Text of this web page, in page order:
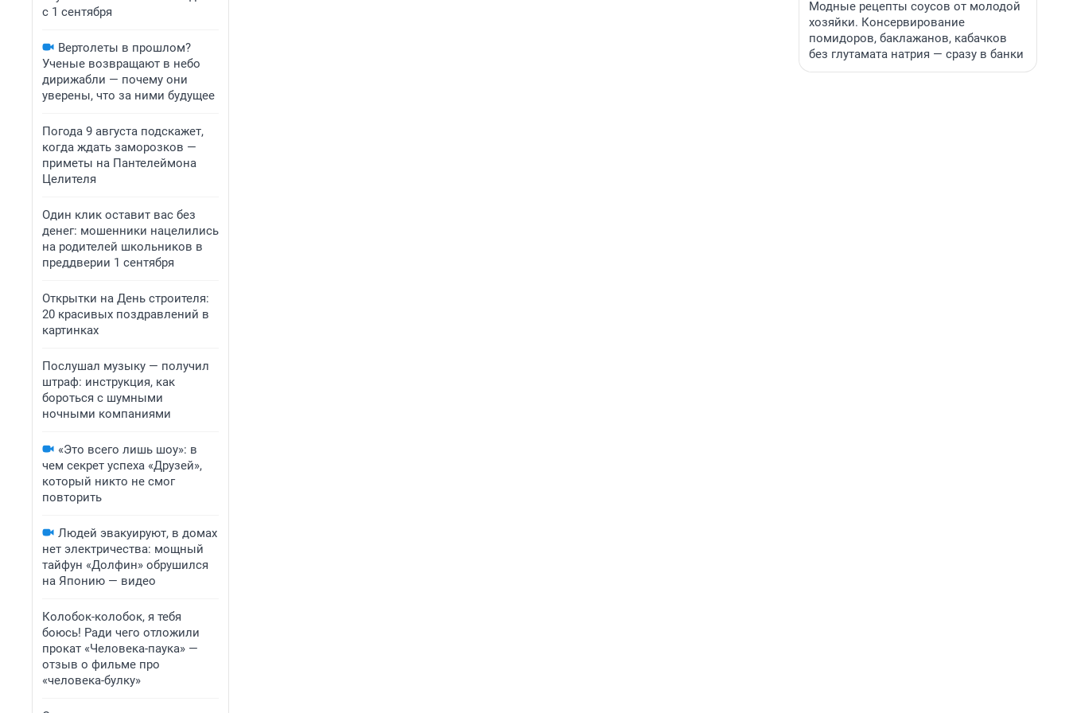
с 1 сентября
Вертолеты в прошлом?
Ученые возвращают в небо
дирижабли — почему они
уверены, что за ними будущее
Погода 9 августа подскажет,
когда ждать заморозков —
приметы на Пантелеймона
Целителя
Один клик оставит вас без
денег: мошенники нацелились
на родителей школьников в
преддверии 1 сентября
Открытки на День строителя:
20 красивых поздравлений в
картинках
Послушал музыку — получил
штраф: инструкция, как
бороться с шумными
ночными компаниями
«Это всего лишь шоу»: в
чем секрет успеха «Друзей»,
который никто не смог
повторить
Людей эвакуируют, в домах
нет электричества: мощный
тайфун «Долфин» обрушился
на Японию — видео
Колобок-колобок, я тебя
боюсь! Ради чего отложили
прокат «Человека-паука» —
отзыв о фильме про
«человека-булку»
Модные рецепты соусов от молодой
хозяйки. Консервирование
помидоров, баклажанов, кабачков
без глутамата натрия — сразу в банки